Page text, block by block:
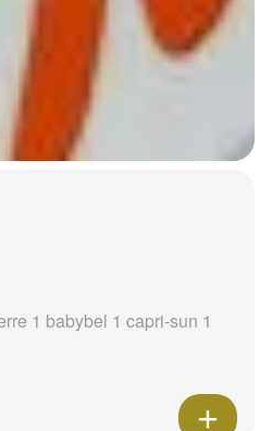
1 babybel 1 capri-sun 1